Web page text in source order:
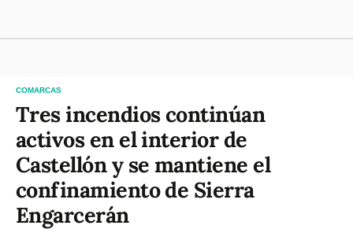
COMARCAS
Tres incendios continúan
activos en el interior de
Castellón y se mantiene el
confinamiento de Sierra
Engarcerán